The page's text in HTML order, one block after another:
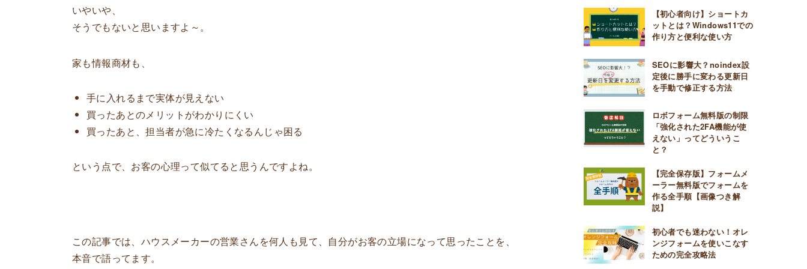
いやいや、
そうでもないと思いますよ～。
家も情報商材も、
手に入れるまで実体が見えない
買ったあとのメリットがわかりにくい
買ったあと、担当者が急に冷たくなるんじゃ困る
という点で、お客の心理って似てると思うんですよね。
この記事では、ハウスメーカーの営業さんを何人も見て、自分がお客の立場になって思ったことを、
本音で語ってます。
【初心者向け】ショートカ
ットとは？Windows11での
作り方と便利な使い方
SEOに影響大？noindex設
定後に勝手に変わる更新日
を手動で修正する方法
ロボフォーム無料版の制限
「強化された2FA機能が使
えない」ってどういうこ
と？
【完全保存版】フォームメ
ーラー無料版でフォームを
作る全手順【画像つき解
説】
初心者でも迷わない！オレ
ンジフォームを使いこなす
ための完全攻略法